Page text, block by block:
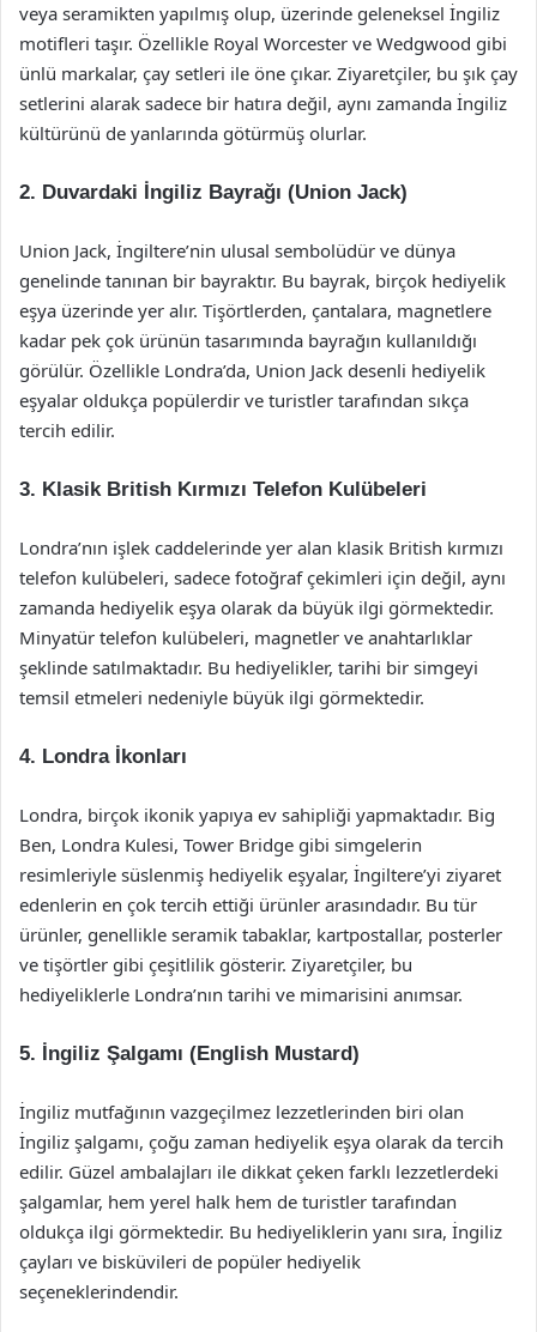
veya seramikten yapılmış olup, üzerinde geleneksel İngiliz
motifleri taşır. Özellikle Royal Worcester ve Wedgwood gibi
ünlü markalar, çay setleri ile öne çıkar. Ziyaretçiler, bu şık çay
setlerini alarak sadece bir hatıra değil, aynı zamanda İngiliz
kültürünü de yanlarında götürmüş olurlar.
2. Duvardaki İngiliz Bayrağı (Union Jack)
Union Jack, İngiltere’nin ulusal sembolüdür ve dünya
genelinde tanınan bir bayraktır. Bu bayrak, birçok hediyelik
eşya üzerinde yer alır. Tişörtlerden, çantalara, magnetlere
kadar pek çok ürünün tasarımında bayrağın kullanıldığı
görülür. Özellikle Londra’da, Union Jack desenli hediyelik
eşyalar oldukça popülerdir ve turistler tarafından sıkça
tercih edilir.
3. Klasik British Kırmızı Telefon Kulübeleri
Londra’nın işlek caddelerinde yer alan klasik British kırmızı
telefon kulübeleri, sadece fotoğraf çekimleri için değil, aynı
zamanda hediyelik eşya olarak da büyük ilgi görmektedir.
Minyatür telefon kulübeleri, magnetler ve anahtarlıklar
şeklinde satılmaktadır. Bu hediyelikler, tarihi bir simgeyi
temsil etmeleri nedeniyle büyük ilgi görmektedir.
4. Londra İkonları
Londra, birçok ikonik yapıya ev sahipliği yapmaktadır. Big
Ben, Londra Kulesi, Tower Bridge gibi simgelerin
resimleriyle süslenmiş hediyelik eşyalar, İngiltere’yi ziyaret
edenlerin en çok tercih ettiği ürünler arasındadır. Bu tür
ürünler, genellikle seramik tabaklar, kartpostallar, posterler
ve tişörtler gibi çeşitlilik gösterir. Ziyaretçiler, bu
hediyeliklerle Londra’nın tarihi ve mimarisini anımsar.
5. İngiliz Şalgamı (English Mustard)
İngiliz mutfağının vazgeçilmez lezzetlerinden biri olan
İngiliz şalgamı, çoğu zaman hediyelik eşya olarak da tercih
edilir. Güzel ambalajları ile dikkat çeken farklı lezzetlerdeki
şalgamlar, hem yerel halk hem de turistler tarafından
oldukça ilgi görmektedir. Bu hediyeliklerin yanı sıra, İngiliz
çayları ve bisküvileri de popüler hediyelik
seçeneklerindendir.